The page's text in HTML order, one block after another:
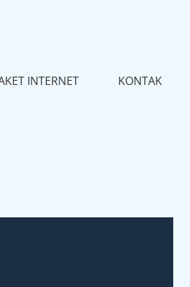
INTERNET KONTAK